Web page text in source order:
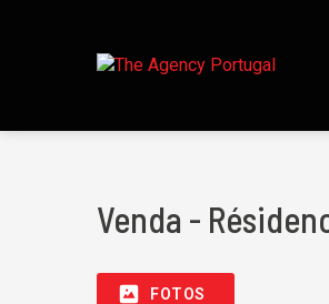
Venda -
FOTOS